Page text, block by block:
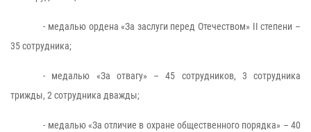
- медалью ордена «За заслуги перед Отечеством» II степени –
35 сотрудника;
- медалью «За отвагу» – 45 сотрудников, 3 сотрудника
трижды, 2 сотрудника дважды;
- медалью «За отличие в охране общественного порядка» – 40